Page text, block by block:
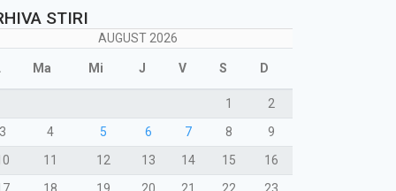
STIRI
AUGUST 2026
Ma Mi J V S D
1
2
3
4 5 6 7 8
9
11 12 13 14 15
16
18 19 20 21 22
23